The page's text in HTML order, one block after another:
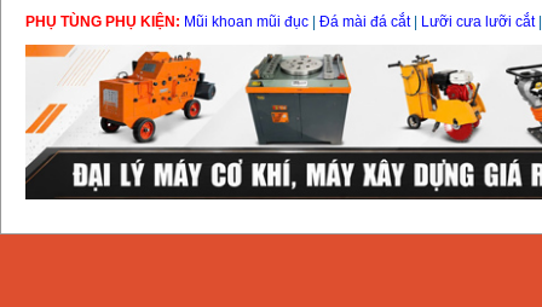
PHỤ TÙNG PHỤ KIỆN: Mũi khoan mũi đục Đá mài đá cắt| Lưỡi cưa lưỡi cắt